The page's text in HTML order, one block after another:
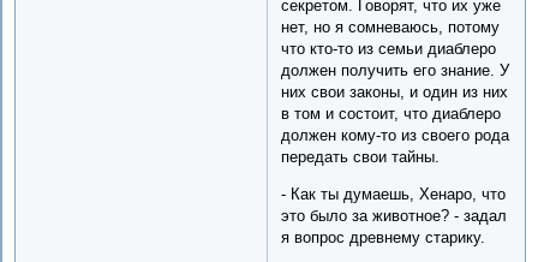
секретом. Говорят, что их уже
нет, но я сомневаюсь, потому
что кто-то из семьи диаблеро
должен получить его знание. У
них свои законы, и один из них
в том и состоит, что диаблеро
должен кому-то из своего рода
передать свои тайны.
- Как ты думаешь, Хенаро, что
это было за животное? - задал
я вопрос древнему старику.